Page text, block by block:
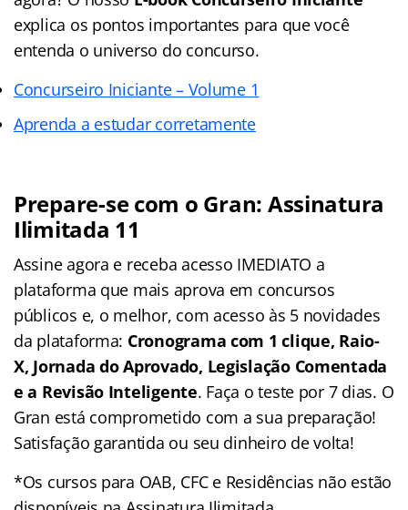
explica os pontos importantes para que você
entenda o universo do concurso.
Concurseiro Iniciante – Volume 1
Aprenda a estudar corretamente
Prepare-se com o Gran: Assinatura
Ilimitada 11
Assine agora e receba acesso IMEDIATO a
plataforma que mais aprova em concursos
públicos e, o melhor, com acesso às 5 novidades
da plataforma: Cronograma com 1 clique, Raio-
X, Jornada do Aprovado, Legislação Comentada
e a Revisão Inteligente. Faça o teste por 7 dias. O
Gran está comprometido com a sua preparação!
Satisfação garantida ou seu dinheiro de volta!
*Os cursos para OAB, CFC e Residências não estão